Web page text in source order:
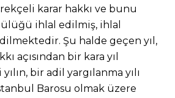
karar hakkı ve bunu
ihlal edilmiş, ihlal
Şu halde geçen yıl,
açısından bir kara yıl
bir adil yargılanma yılı
Barosu olmak üzere